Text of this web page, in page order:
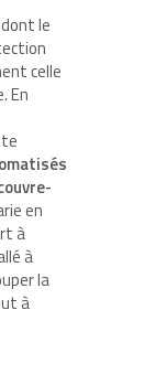
le
celle
En
en
à
à
la
à